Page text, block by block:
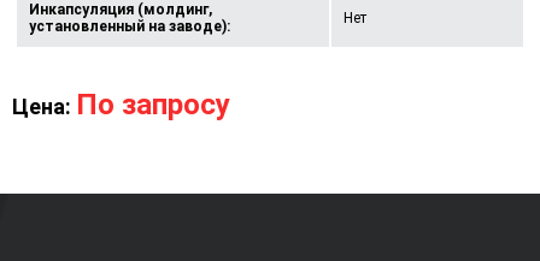
Инкапсуляция (молдинг,
установленный на заводе):
Нет
Цена: По запросу